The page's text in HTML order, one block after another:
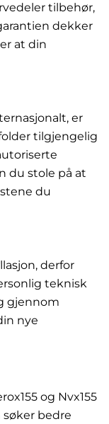
tilbehør,
dekker
at din
er
tilgjengelig
du stole på at
du
derfor
teknisk
gjennom
nye
og Nvx155
bedre